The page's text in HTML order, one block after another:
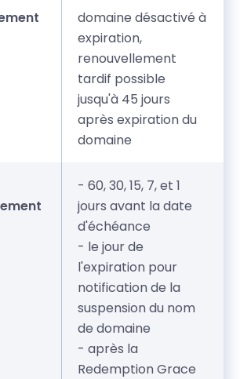
domaine désactivé à
expiration,
renouvellement
tardif possible
jusqu'à 45 jours
après expiration du
domaine
- 60, 30, 15, 7, et 1
jours avant la date
d'échéance
- le jour de
l'expiration pour
notification de la
suspension du nom
de domaine
- après la
Redemption Grace